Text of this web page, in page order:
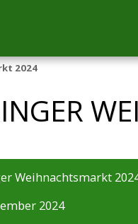
2024
Weihnachtsmarkt
2024